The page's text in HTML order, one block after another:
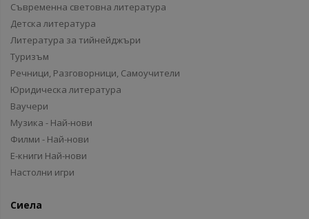
Съвременна световна литература
Детска литература
Литература за тийнейджъри
Туризъм
Речници, Разговорници, Самоучители
Юридическа литература
Ваучери
Музика - Най-нови
Филми - Най-нови
Е-книги Най-нови
Настолни игри
Сиела